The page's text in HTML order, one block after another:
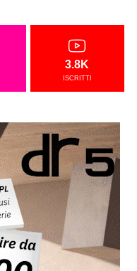
3.8K
ISCRITTI